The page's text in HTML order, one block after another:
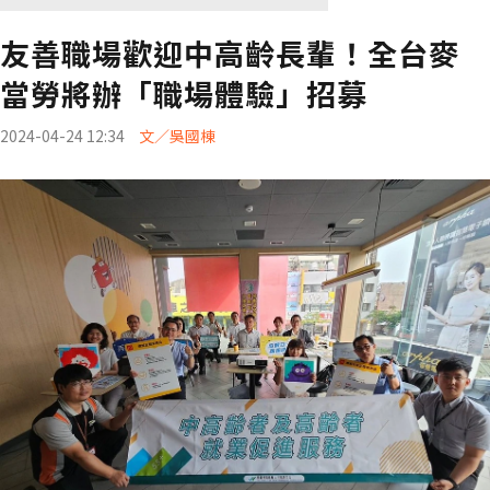
友善職場歡迎中高齡長輩！全台麥
當勞將辦「職場體驗」招募
2024-04-24 12:34 文／吳國棟